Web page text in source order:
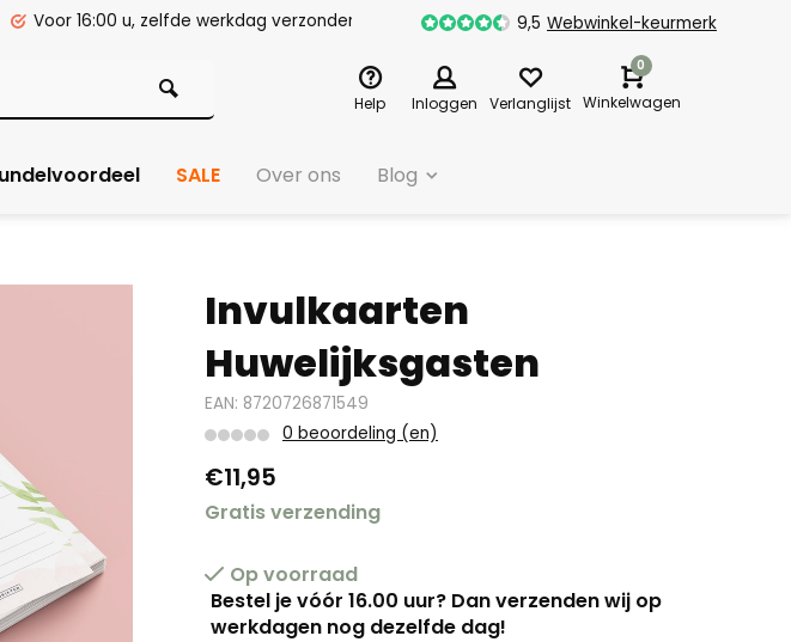
Voor 16:00 u, zelfde werkdag verzonden 9,5 Webwinkel-keurmerk
Help Inloggen Verlanglijst
0
Winkelwagen
SALE Over ons Blog
Invulkaarten
Huwelijksgasten
EAN: 8720726871549
0 beoordeling (en)
€11,95
Gratis verzending
Op voorraad
Bestel je vóór 16.00 uur? Dan verzenden wij op
werkdagen nog dezelfde dag!